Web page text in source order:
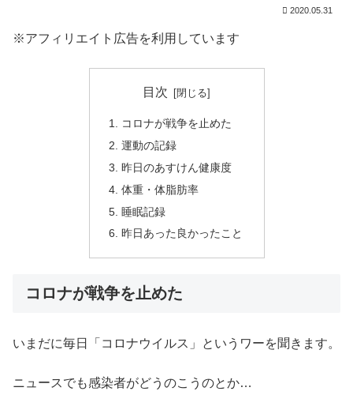
2020.05.31
※アフィリエイト広告を利用しています
目次
コロナが戦争を止めた
運動の記録
昨日のあすけん健康度
体重・体脂肪率
睡眠記録
昨日あった良かったこと
コロナが戦争を止めた
いまだに毎日「コロナウイルス」というワーを聞きます。
ニュースでも感染者がどうのこうのとか…